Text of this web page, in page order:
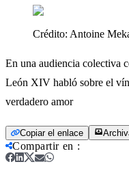
Crédito: Antoine
En una audiencia colectiva
León XIV habló sobre el
verdadero amor
Copiar el enlace
Compartir en :